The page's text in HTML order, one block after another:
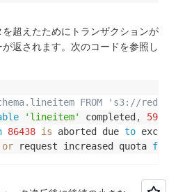
超えたためにトランザクションが
返されます。次のコードを参照し
FROM 's3://
'lineitem' completed ,
86438 is aborted due to
or request increased quota for